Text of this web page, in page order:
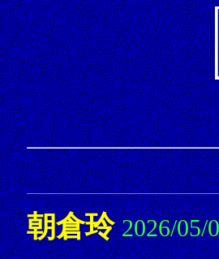
朝倉玲 2026/05/